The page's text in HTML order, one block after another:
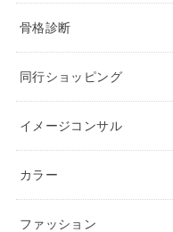
骨格診断
同行ショッピング
イメージコンサル
カラー
ファッション